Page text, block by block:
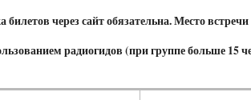
через сайт обязательна. Место
радиогидов (при группе больше 15